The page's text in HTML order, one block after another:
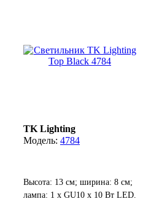
TK Lighting
4784
Высота: 13 см; ширина: 8 см;
лампа: 1 х GU10 х 10 Вт LED.